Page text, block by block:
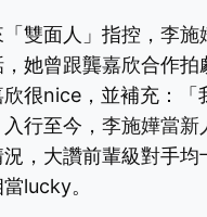
雙面人」指控， 李施
她曾跟龔嘉欣合作拍
很nice，並補充：「
行至今， 李施嬅當新
，大讚前輩級對手均
lucky。